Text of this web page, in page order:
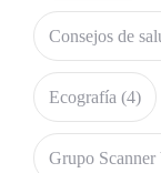
Consejos de
Ecografía (4)
Grupo Scanner